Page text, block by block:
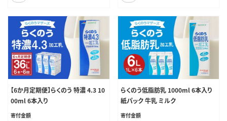
【6か月定期便】らくのう 特濃 4.3 10
00ml 6本入り
寄付金額
らくのう低脂肪乳 1000ml 6本入り
紙パック 牛乳 ミルク
寄付金額